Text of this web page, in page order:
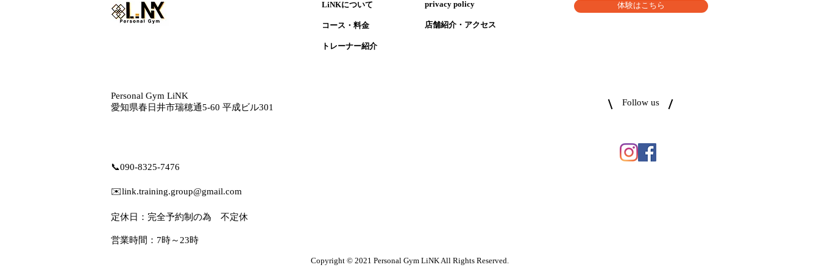
LiNKについて
コース・​料金
​トレーナー紹介
​privacy policy
​店舗紹介・アクセス
体験はこちら
Personal Gym LiNK
愛知県春日井市瑞穂通5‐60 平成ビル301
Follow us
📞090-8325-7476
✉️link.training.group@gmail.com
定休日：完全予約制の為 不定休
営業時間：7時～23時
Copyright © 2021 Personal Gym LiNK All Rights Reserved.